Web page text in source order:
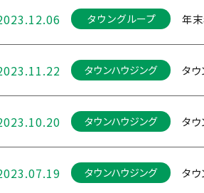
タウングループ 年
タウンハウジング タ
タウンハウジング タウ
タウンハウジング タウ